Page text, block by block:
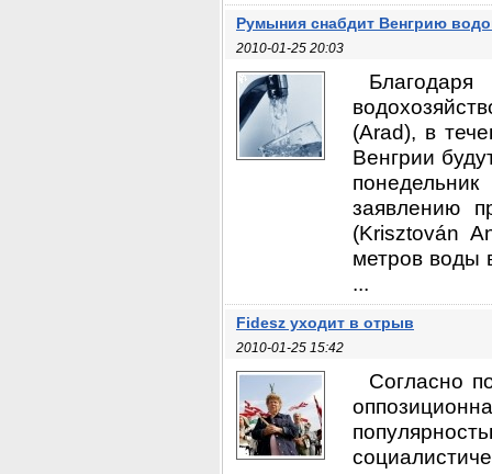
Румыния снабдит Венгрию
2010-01-25 20:03
(Arad), в
Венгрии
заявлению
(Krisztován
метров воды
...
Fidesz уходит в отрыв
2010-01-25 15:42
Согласно